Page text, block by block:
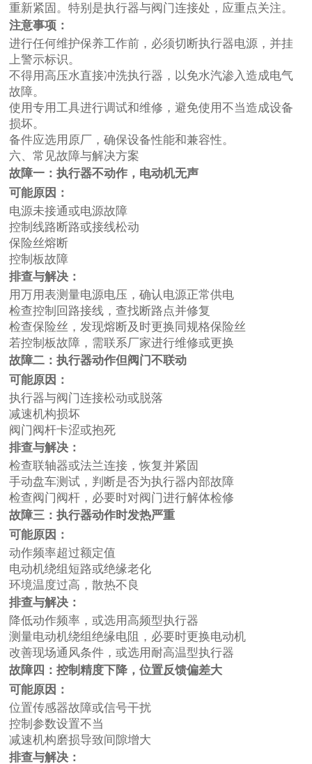
重新紧固。特别是执行器与阀门连接处，应重点关注。
注意事项：
进行任何维护保养工作前，必须切断执行器电源，并挂
上警示标识。
不得用高压水直接冲洗执行器，以免水汽渗入造成电气
故障。
使用专用工具进行调试和维修，避免使用不当造成设备
损坏。
备件应选用原厂，确保设备性能和兼容性。
六、常见故障与解决方案
故障一：执行器不动作，电动机无声
可能原因：
电源未接通或电源故障
控制线路断路或接线松动
保险丝熔断
控制板故障
排查与解决：
用万用表测量电源电压，确认电源正常供电
检查控制回路接线，查找断路点并修复
检查保险丝，发现熔断及时更换同规格保险丝
若控制板故障，需联系厂家进行维修或更换
故障二：执行器动作但阀门不联动
可能原因：
执行器与阀门连接松动或脱落
减速机构损坏
阀门阀杆卡涩或抱死
排查与解决：
检查联轴器或法兰连接，恢复并紧固
手动盘车测试，判断是否为执行器内部故障
检查阀门阀杆，必要时对阀门进行解体检修
故障三：执行器动作时发热严重
可能原因：
动作频率超过额定值
电动机绕组短路或绝缘老化
环境温度过高，散热不良
排查与解决：
降低动作频率，或选用高频型执行器
测量电动机绕组绝缘电阻，必要时更换电动机
改善现场通风条件，或选用耐高温型执行器
故障四：控制精度下降，位置反馈偏差大
可能原因：
位置传感器故障或信号干扰
控制参数设置不当
减速机构磨损导致间隙增大
排查与解决：